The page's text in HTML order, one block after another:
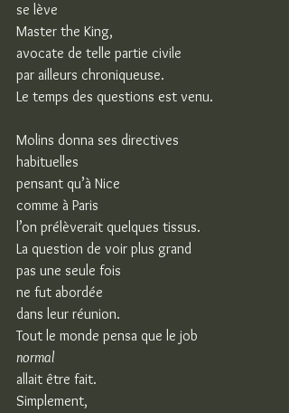
se lève
Master the King,
avocate de telle partie civile
par ailleurs chroniqueuse.
Le temps des questions est venu.
Molins donna ses directives
habituelles
pensant qu’à Nice
comme à Paris
l’on prélèverait quelques tissus.
La question de voir plus grand
pas une seule fois
ne fut abordée
dans leur réunion.
Tout le monde pensa que le job
normal
allait être fait.
Simplement,